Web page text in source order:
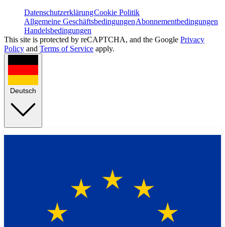
DatenschutzerklärungCookie Politik
Allgemeine GeschäftsbedingungenAbonnementbedingungen
Handelsbedingungen
This site is protected by reCAPTCHA, and the Google Privacy
Policy and Terms of Service apply.
Deutsch